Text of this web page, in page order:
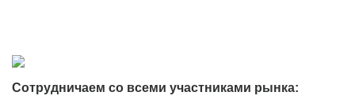
Сотрудничаем со всеми участниками рынка: